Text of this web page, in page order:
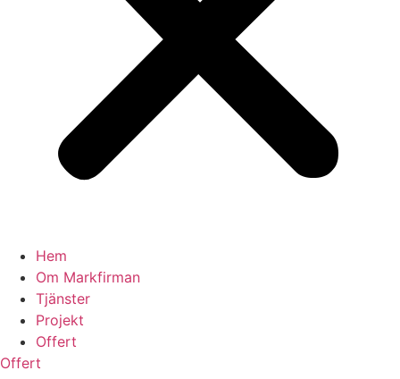
Hem
Om Markfirman
Tjänster
Projekt
Offert
Offert